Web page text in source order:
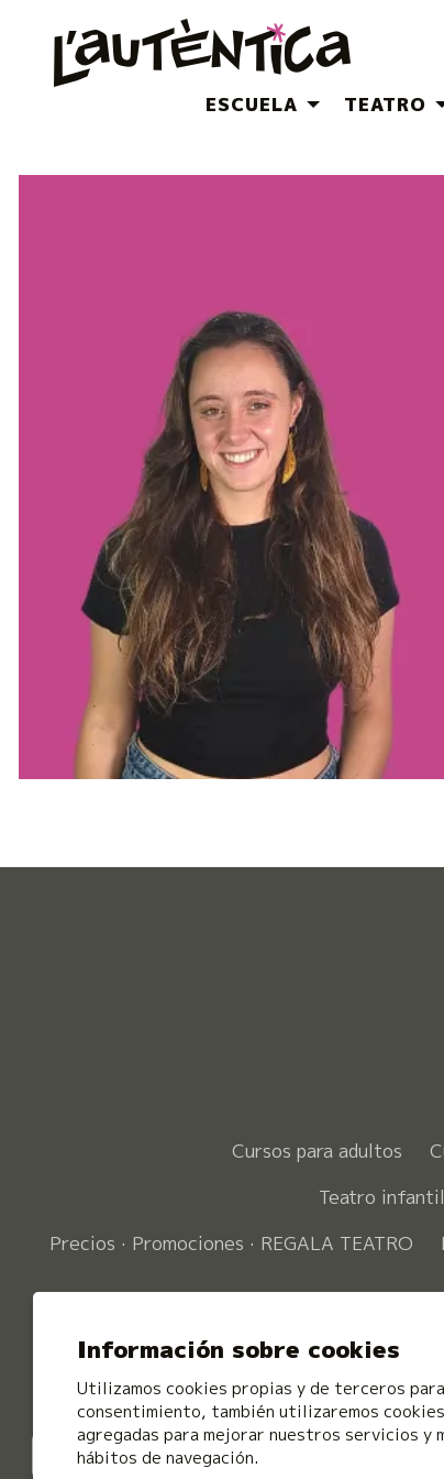
ESCUELA TEATRO
Cursos para adultos
Teatro
Precios · Promociones · REGALA TEATRO
Información sobre cookies
Utilizamos cookies propias y de terceros
consentimiento, también utilizaremos
agregadas para mejorar nuestros servicios
hábitos de navegación.